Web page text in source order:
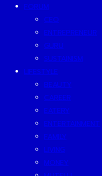
FORUM
CEO
ENTREPRENEUR
GURU
SUSTAINISM
LIFESTYLE
BEAUTY
CAREER
EATERY
ENTERTAINMENT
FAMILY
LIVING
MONEY